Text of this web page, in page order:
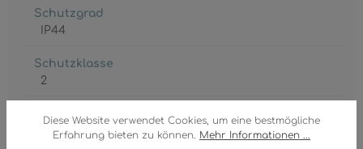
Diese Website verwendet Cookies, um eine bestmögliche
Erfahrung bieten zu können. Mehr Informationen ...
Schutzgrad
IP44
Schutzklasse
2
Spannung
230 Volt